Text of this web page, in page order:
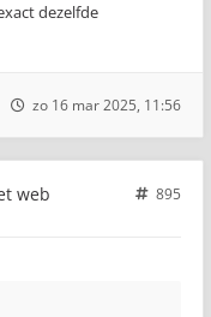
dezelfde
zo 16 mar 2025, 11:56
web
895